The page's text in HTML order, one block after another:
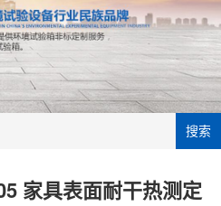
搜索
家具表面耐干热测定